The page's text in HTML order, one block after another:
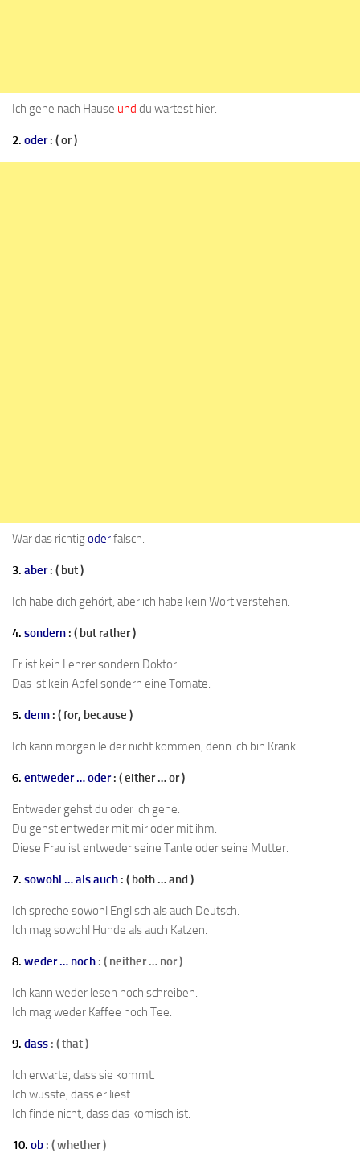
Ich gehe nach Hause und du wartest hier.
2. oder : ( or )
War das richtigoderfalsch.
3. aber: ( but )
Ich habe dich gehört, aber ich habe kein Wort verstehen.
4. sondern : ( but rather )
Er ist kein Lehrer sondern Doktor.
Das ist kein Apfel sondern eine Tomate.
5. denn : ( for, because )
Ich kann morgen leider nicht kommen, denn ich bin Krank.
6. entweder … oder : ( either … or )
Entweder gehst du oder ich gehe.
Du gehst entweder mit mir oder mit ihm.
Diese Frau ist entweder seine Tante oder seine Mutter.
7. sowohl … als auch : ( both … and )
Ich spreche sowohl Englisch als auch Deutsch.
Ich mag sowohl Hunde als auch Katzen.
8. weder … noch : ( neither … nor )
Ich kann weder lesen noch schreiben.
Ich mag weder Kaffee noch Tee.
9. dass : ( that )
Ich erwarte, dass sie kommt.
Ich wusste, dass er liest.
Ich finde nicht, dass das komisch ist.
10. ob : ( whether )